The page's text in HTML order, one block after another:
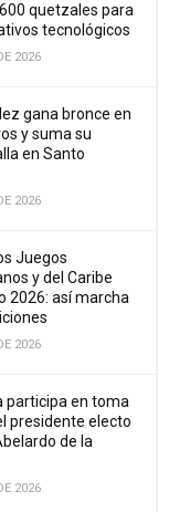
quetzales para
tecnológicos
2026
gana bronce en
y suma su
en Santo
2026
Juegos
y del Caribe
2026: así marcha
2026
participa en toma
presidente electo
de la
2026